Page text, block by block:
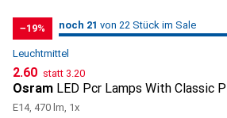
−19% 21 / 22
21 / 22 im Sale
noch 21 von 22 Stück im Sale
Leuchtmittel
CHF
2.60 statt CHF
3.20
Osram LED Pcr Lamps With Classic P
E14, 470 lm, 1x